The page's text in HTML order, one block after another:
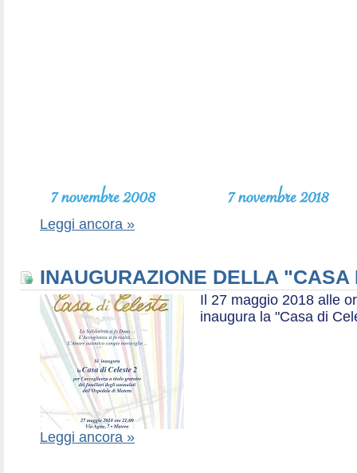
Leggi ancora »
INAUGURAZIONE DELLA
Il 27 maggio 2018 alle
inaugura la "Casa di
Leggi ancora »